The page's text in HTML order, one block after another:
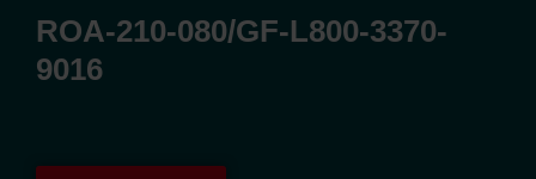
ROA-210-080/GF-L800-3370-
9016